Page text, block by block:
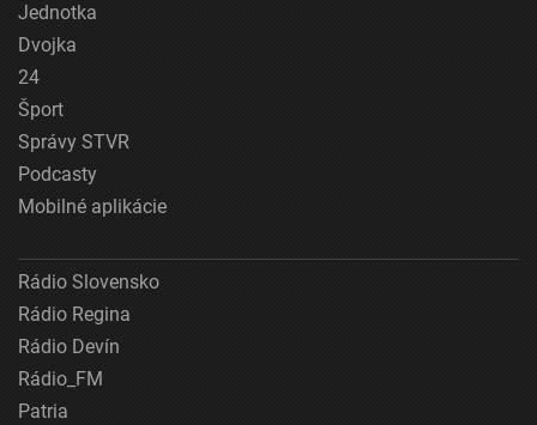
Jednotka
Dvojka
24
Šport
Správy STVR
Podcasty
Mobilné aplikácie
Rádio Slovensko
Rádio Regina
Rádio Devín
Rádio_FM
Patria